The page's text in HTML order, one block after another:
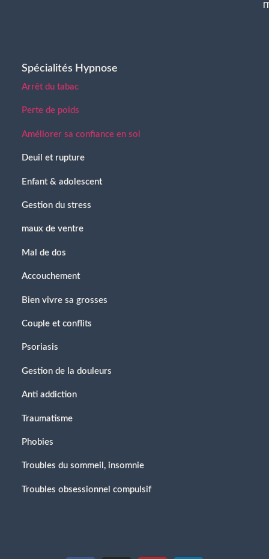
Spécialités Hypnose
Arrêt du tabac
Perte de poids
Améliorer sa confiance en soi
Deuil et rupture
Enfant & adolescent
Gestion du stress
maux de ventre
Mal de dos
Accouchement
Bien vivre sa grosses
Couple et conflits
Psoriasis
Gestion de la douleurs
Anti addiction
Traumatisme
Phobies
Troubles du sommeil, insomnie
Troubles obsessionnel compulsif